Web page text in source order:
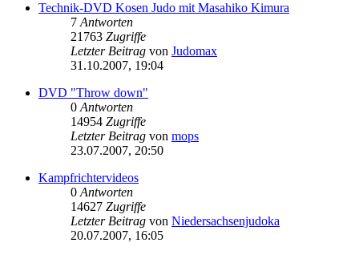
Technik-DVD Kosen Judo mit Masahiko Kimura
7 Antworten
21763 Zugriffe
Letzter Beitrag von Judomax
31.10.2007, 19:04
DVD "Throw down"
0 Antworten
14954 Zugriffe
Letzter Beitrag von mops
23.07.2007, 20:50
Kampfrichtervideos
0 Antworten
14627 Zugriffe
Letzter Beitrag von Niedersachsenjudoka
20.07.2007, 16:05